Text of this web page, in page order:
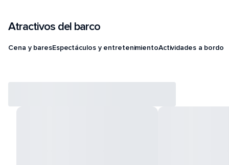
Atractivos del barco
Cena y baresEspectáculos y entretenimientoActividades a bordo